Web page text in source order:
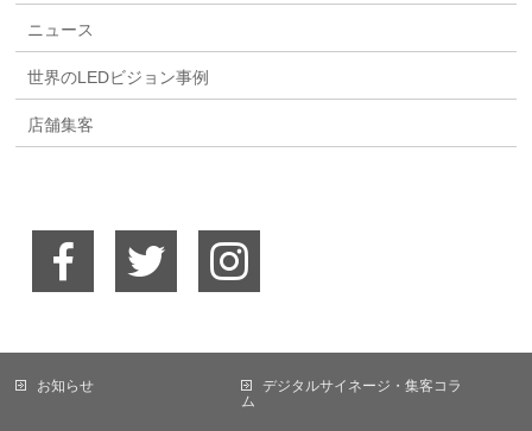
ニュース
世界のLEDビジョン事例
店舗集客
お知らせ
デジタルサイネージ・集客コラ
ム